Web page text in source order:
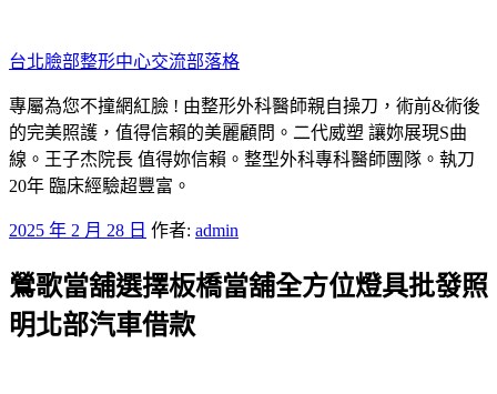
至
主
要
內
容
台北臉部整形中心交流部落格
專屬為您不撞網紅臉 ! 由整形外科醫師親自操刀，術前&術後
的完美照護，值得信賴的美麗顧問。二代威塑 讓妳展現S曲
線。王子杰院長 值得妳信賴。整型外科專科醫師團隊。執刀
20年 臨床經驗超豐富。
發
於
2025 年 2 月 28 日 作者: admin
鶯歌當舖選擇板橋當舖全方位燈具批發照
明北部汽車借款